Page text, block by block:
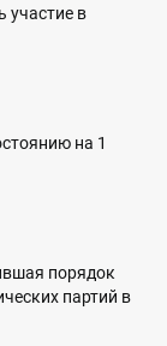
участие в
на 1
порядок
партий в